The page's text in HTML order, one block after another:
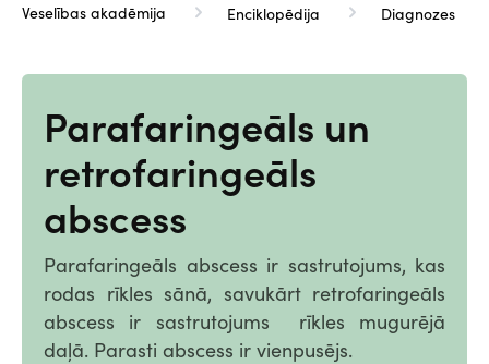
Veselības akadēmija Enciklopēdija Diagnozes
Parafaringeāls un
retrofaringeāls
abscess
Parafaringeāls abscess ir sastrutojums, kas
rodas rīkles sānā, savukārt retrofaringeāls
abscess ir sastrutojums rīkles mugurējā
daļā. Parasti abscess ir vienpusējs.